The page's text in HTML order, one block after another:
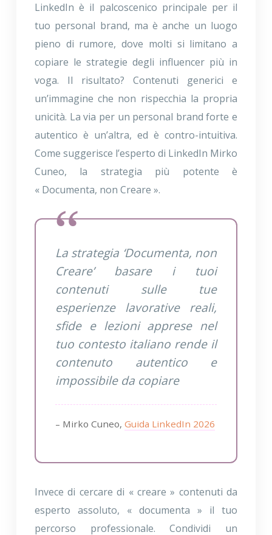
LinkedIn è il palcoscenico principale per il
tuo personal brand, ma è anche un luogo
pieno di rumore, dove molti si limitano a
copiare le strategie degli influencer più in
voga. Il risultato? Contenuti generici e
un’immagine che non rispecchia la propria
unicità. La via per un personal brand forte e
autentico è un’altra, ed è contro-intuitiva.
Come suggerisce l’esperto di LinkedIn Mirko
Cuneo, la strategia più potente è
« Documenta, non Creare ».
La strategia ‘Documenta, non
Creare’ basare i tuoi
contenuti sulle tue
esperienze lavorative reali,
sfide e lezioni apprese nel
tuo contesto italiano rende il
contenuto autentico e
impossibile da copiare
– Mirko Cuneo, Guida LinkedIn 2026
Invece di cercare di « creare » contenuti da
esperto assoluto, « documenta » il tuo
percorso professionale. Condividi un